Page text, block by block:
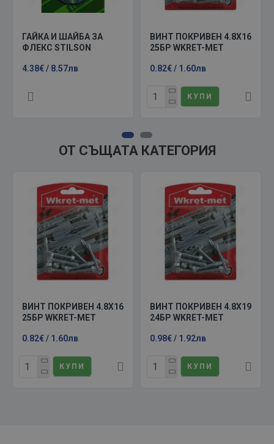
ГАЙКА И ШАЙБА ЗА
ФЛЕКС STILSON
4.38€ / 8.57лв
ВИНТ ПОКРИВЕН 4.8Х16
25БР WKRET-MET
0.82€ / 1.60лв
КУПИ
ОТ СЪЩАТА КАТЕГОРИЯ
ВИНТ ПОКРИВЕН 4.8Х16
25БР WKRET-MET
0.82€ / 1.60лв
КУПИ
ВИНТ ПОКРИВЕН 4.8Х19
24БР WKRET-MET
0.98€ / 1.92лв
КУПИ